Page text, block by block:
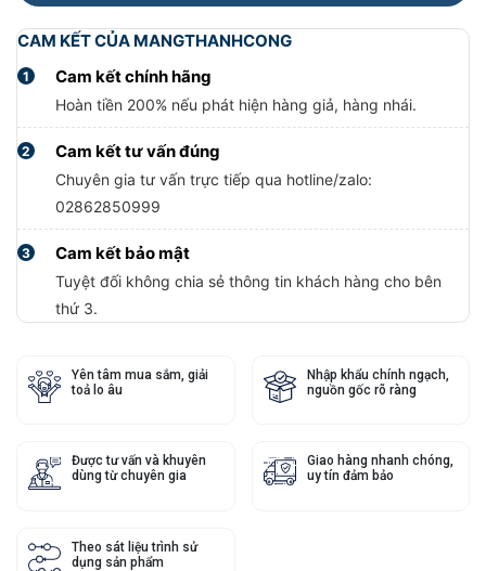
CAM KẾT CỦA MANGTHANHCONG
1 Cam kết chính hãng
Hoàn tiền 200% nếu phát hiện hàng giả, hàng nhái.
2 Cam kết tư vấn đúng
Chuyên gia tư vấn trực tiếp qua hotline/zalo:
02862850999
3 Cam kết bảo mật
Tuyệt đối không chia sẻ thông tin khách hàng cho bên
thứ 3.
Yên tâm mua sắm, giải
toả lo âu
Nhập khẩu chính ngạch,
nguồn gốc rõ ràng
Được tư vấn và khuyên
dùng từ chuyên gia
Giao hàng nhanh chóng,
uy tín đảm bảo
Theo sát liệu trình sử
dụng sản phẩm